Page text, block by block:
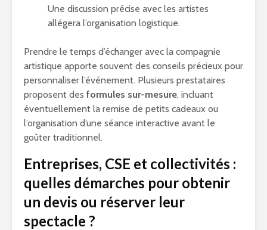
Une discussion précise avec les artistes
allégera l’organisation logistique.
Prendre le temps d’échanger avec la compagnie
artistique apporte souvent des conseils précieux pour
personnaliser l’événement. Plusieurs prestataires
proposent des formules sur-mesure, incluant
éventuellement la remise de petits cadeaux ou
l’organisation d’une séance interactive avant le
goûter traditionnel.
Entreprises, CSE et collectivités :
quelles démarches pour obtenir
un devis ou réserver leur
spectacle ?